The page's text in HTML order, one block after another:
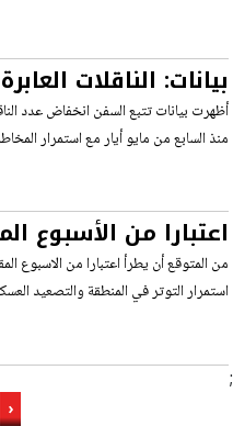
بيانات: الناقلات
أكثر من شهرين
أظهرت بيانات تتبع السفن انخفاض عدد
منذ السابع من مايو أيار مع استمرار
اعتبارا من الأسبوع
من المتوقع أن يطرأ اعتبارا من الاسبوع
استمرار التوتر في المنطقة والتصعيد
;
‹